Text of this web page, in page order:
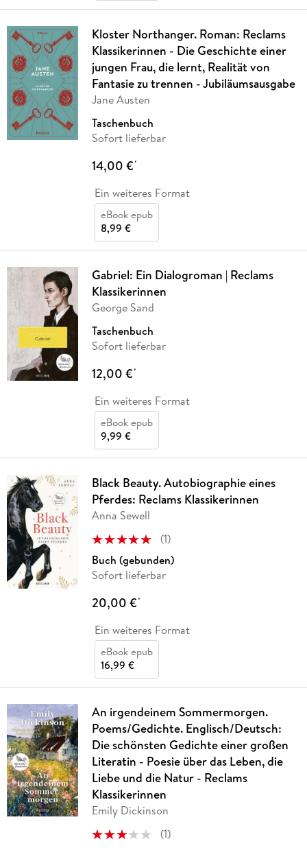
Kloster Northanger. Roman: Reclams
Klassikerinnen - Die Geschichte einer
jungen Frau, die lernt, Realität von
Fantasie zu trennen - Jubiläumsausgabe
Jane Austen
Taschenbuch
Sofort lieferbar
14,00 €*
Ein weiteres Format
eBook epub
8,99 €
Gabriel: Ein Dialogroman | Reclams
Klassikerinnen
George Sand
Taschenbuch
Sofort lieferbar
12,00 €*
Ein weiteres Format
eBook epub
9,99 €
Black Beauty. Autobiographie eines
Pferdes: Reclams Klassikerinnen
Anna Sewell
(1)
Buch (gebunden)
Sofort lieferbar
20,00 €*
Ein weiteres Format
eBook epub
16,99 €
An irgendeinem Sommermorgen.
Poems/Gedichte. Englisch/Deutsch:
Die schönsten Gedichte einer großen
Literatin - Poesie über das Leben, die
Liebe und die Natur - Reclams
Klassikerinnen
Emily Dickinson
(1)